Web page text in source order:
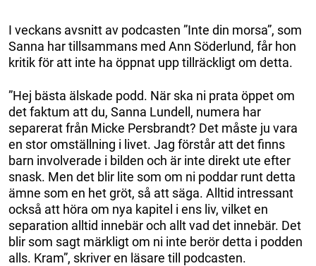
I veckans avsnitt av podcasten ”Inte din morsa”, som
Sanna har tillsammans med Ann Söderlund, får hon
kritik för att inte ha öppnat upp tillräckligt om detta.
”Hej bästa älskade podd. När ska ni prata öppet om
det faktum att du, Sanna Lundell, numera har
separerat från Micke Persbrandt? Det måste ju vara
en stor omställning i livet. Jag förstår att det finns
barn involverade i bilden och är inte direkt ute efter
snask. Men det blir lite som om ni poddar runt detta
ämne som en het gröt, så att säga. Alltid intressant
också att höra om nya kapitel i ens liv, vilket en
separation alltid innebär och allt vad det innebär. Det
blir som sagt märkligt om ni inte berör detta i podden
alls. Kram”, skriver en läsare till podcasten.